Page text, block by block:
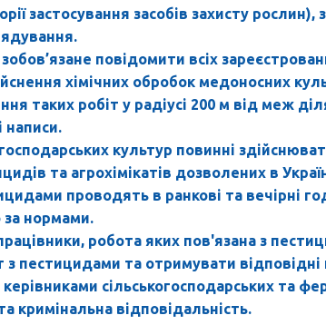
застосування засобів захисту
повідомити всіх
хімічних обробок медоносних
таких робіт у радіусі 200 м від меж
написи.
культур повинні
та агрохімікатів дозволених в
проводять в ранкові та вечірні
за нормами.
робота яких пов'язана з
з пестицидами та отримувати
сільськогосподарських та
кримінальна відповідальність.